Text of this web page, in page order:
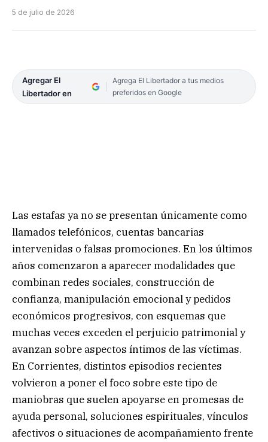
5 de julio de 2026
Agregar El
Libertador en
Agrega El Libertador a tus medios
preferidos en Google
Las estafas ya no se presentan únicamente como
llamados telefónicos, cuentas bancarias
intervenidas o falsas promociones. En los últimos
años comenzaron a aparecer modalidades que
combinan redes sociales, construcción de
confianza, manipulación emocional y pedidos
económicos progresivos, con esquemas que
muchas veces exceden el perjuicio patrimonial y
avanzan sobre aspectos íntimos de las víctimas.
En Corrientes, distintos episodios recientes
volvieron a poner el foco sobre este tipo de
maniobras que suelen apoyarse en promesas de
ayuda personal, soluciones espirituales, vínculos
afectivos o situaciones de acompañamiento frente